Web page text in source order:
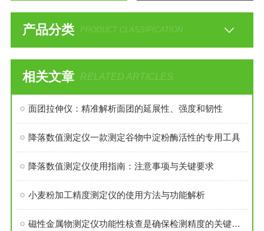
产品分类 PRODUCT CLASSIFICATION
相关文章 RELATED ARTICLES
面团拉伸仪：精准解析面团的延展性、强度和韧性
降落数值测定仪一款测定谷物中淀粉酶活性的专用工具
降落数值测定仪使用指南：注意事项与关键要求
小麦粉加工精度测定仪的使用方法与功能解析
磁性金属物测定仪功能性核查是确保检测精度的关键流程